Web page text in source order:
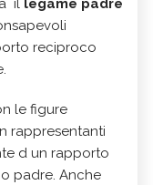
il legame padre
reciproco
le figure
rappresentanti
d un rapporto
padre. Anche